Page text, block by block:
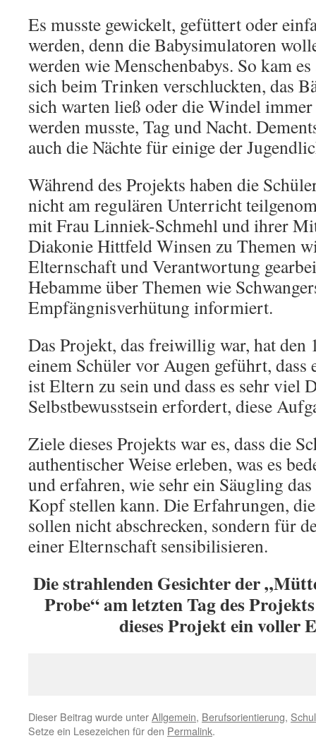
Es musste gewickelt, gefüttert oder
werden, denn die Babysimulatoren
werden wie Menschenbabys. So kam
sich beim Trinken verschluckten, das
sich warten ließ oder die Windel immer
werden musste, Tag und Nacht.
auch die Nächte für einige der
Während des Projekts haben die
nicht am regulären Unterricht
mit Frau Linniek-Schmehl und ihrer
Diakonie Hittfeld Winsen zu Themen
Elternschaft und Verantwortung
Hebamme über Themen wie
Empfängnisverhütung informiert.
Das Projekt, das freiwillig war, hat den
einem Schüler vor Augen geführt, dass
ist Eltern zu sein und dass es sehr viel
Selbstbewusstsein erfordert, diese
Ziele dieses Projekts war es, dass die
authentischer Weise erleben, was es
und erfahren, wie sehr ein Säugling
Kopf stellen kann. Die Erfahrungen,
sollen nicht abschrecken, sondern für
einer Elternschaft sensibilisieren.
Die strahlenden Gesichter der
Probe“ am letzten Tag des
dieses Projekt ein voller
Dieser Beitrag wurde unterAllgemein, Berufsorientierung,
Setze ein Lesezeichen für den Permalink.